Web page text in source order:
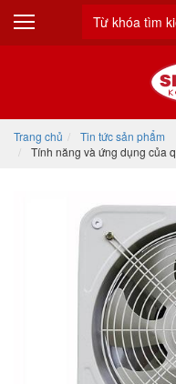
Trang chủ
Tin tức sản phẩm
Tính năng và ứng dụng của